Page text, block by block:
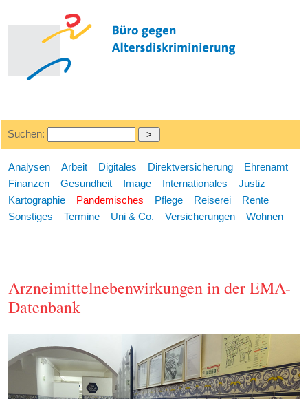
Suchen:
Analysen Arbeit Digitales Direktversicherung
Ehrenamt
Finanzen
Gesundheit Image Internationales
Justiz
Kartographie
Pandemisches Pflege Reiserei
Rente
Sonstiges
Termine Uni & Co. Versicherungen Wohnen
Arzneimittelnebenwirkungen in der EMA-
Datenbank